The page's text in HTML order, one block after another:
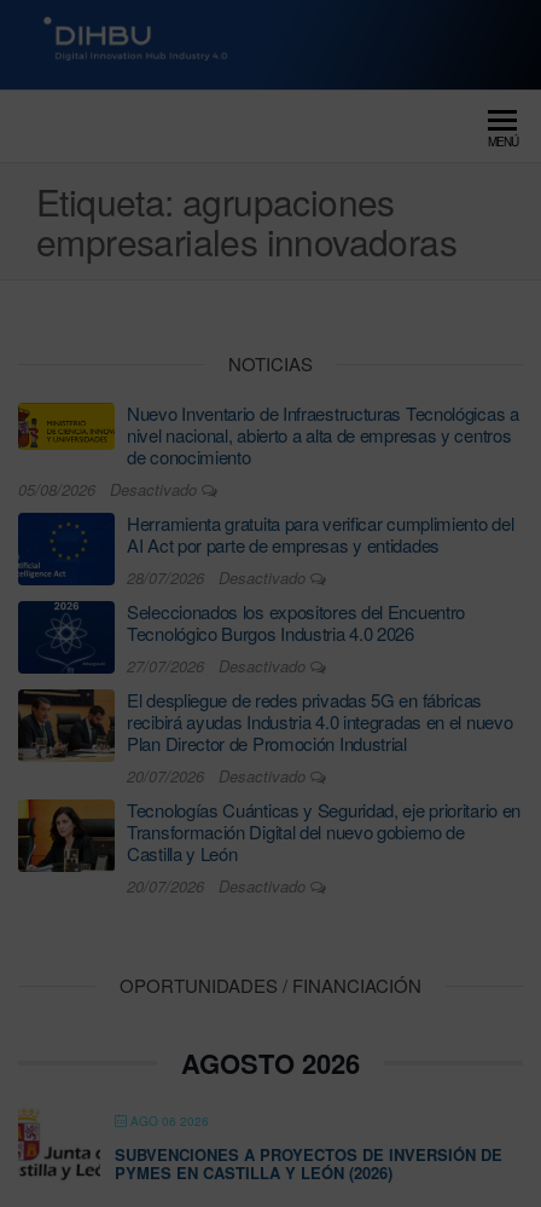
DIGITAL INNOVATION HUB
MENÚ
Etiqueta: agrupaciones
empresariales innovadoras
NOTICIAS
Nuevo Inventario de Infraestructuras Tecnológicas a
nivel nacional, abierto a alta de empresas y centros
de conocimiento
05/08/2026 Desactivado
Herramienta gratuita para verificar cumplimiento del
AI Act por parte de empresas y entidades
28/07/2026 Desactivado
Seleccionados los expositores del Encuentro
Tecnológico Burgos Industria 4.0 2026
27/07/2026 Desactivado
El despliegue de redes privadas 5G en fábricas
recibirá ayudas Industria 4.0 integradas en el nuevo
Plan Director de Promoción Industrial
20/07/2026 Desactivado
Tecnologías Cuánticas y Seguridad, eje prioritario en
Transformación Digital del nuevo gobierno de
Castilla y León
20/07/2026 Desactivado
OPORTUNIDADES / FINANCIACIÓN
AGOSTO 2026
AGO 06 2026
SUBVENCIONES A PROYECTOS DE INVERSIÓN DE
PYMES EN CASTILLA Y LEÓN (2026)